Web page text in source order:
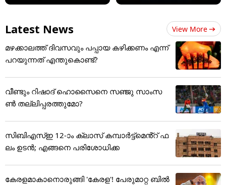
Latest News View More
മഴക്കാലത്ത് ദിവസവും പപ്പായ കഴിക്കണം എന്ന്
പറയുന്നത് എന്തുകൊണ്ട്?
വീണ്ടും റിഷാദ് ഹൊസൈനെ സഞ്ജു സാംസ
ണ്‍ തല്ലിപ്പരത്തുമോ?
സിബിഎസ്ഇ 12-ാം ക്ലാസ് കമ്പാർട്ട്മെൻ്റ് ഫ
ലം ഉടൻ; എങ്ങനെ പരിശോധിക്ക
കേരളമാകാനൊരുങ്ങി 'കേരള'! പേരുമാറ്റ ബിൽ